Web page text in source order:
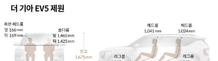
51%
5,780대,
2023년